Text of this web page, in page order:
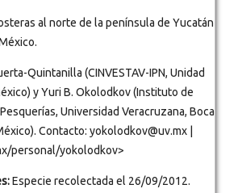
al norte de la península de Yucatán
Quintanilla (CINVESTAV-IPN, Unidad
y Yuri B. Okolodkov (Instituto de
Universidad Veracruzana, Boca
Contacto: yokolodkov@uv.mx |
personal/yokolodkov>
Especie recolectada el 26/09/2012.